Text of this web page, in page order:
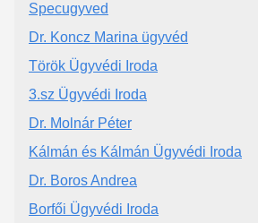
Specugyved
Dr. Koncz Marina ügyvéd
Török Ügyvédi Iroda
3.sz Ügyvédi Iroda
Dr. Molnár Péter
Kálmán és Kálmán Ügyvédi Iroda
Dr. Boros Andrea
Borfői Ügyvédi Iroda